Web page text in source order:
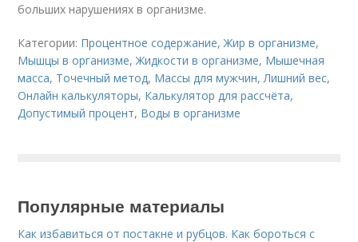
больших нарушениях в организме.
Категории: Процентное содержание,Жир в организме,
Мышцы в организме,Жидкости в организме, Мышечная
масса, Точечный метод, Массы для мужчин,Лишний вес,
Онлайн калькуляторы, Калькулятор для рассчёта,
Допустимый процент, Воды в организме
Популярные материалы
Как избавиться от постакне и рубцов. Как бороться с